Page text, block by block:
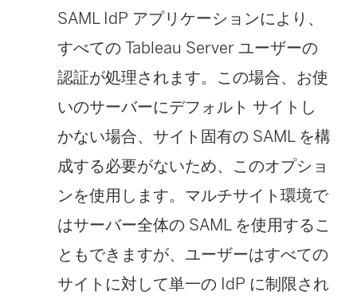
SAML IdP アプリケーションにより、
すべての Tableau Server ユーザーの
認証が処理されます。この場合、お使
いのサーバーにデフォルト サイトし
かない場合、サイト固有の SAML を構
成する必要がないため、このオプショ
ンを使用します。マルチサイト環境で
はサーバー全体の SAML を使用するこ
ともできますが、ユーザーはすべての
サイトに対して単一の IdP に制限され